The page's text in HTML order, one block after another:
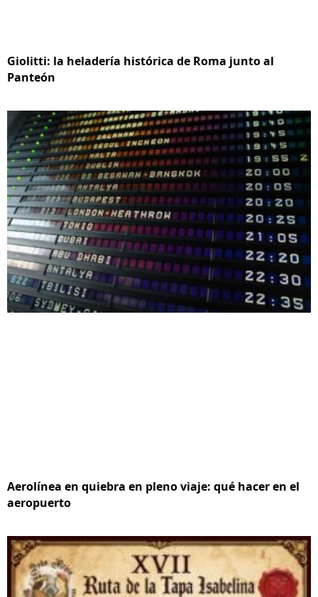
Giolitti: la heladería histórica de Roma junto al
Panteón
Aerolínea en quiebra en pleno viaje: qué hacer en el
aeropuerto